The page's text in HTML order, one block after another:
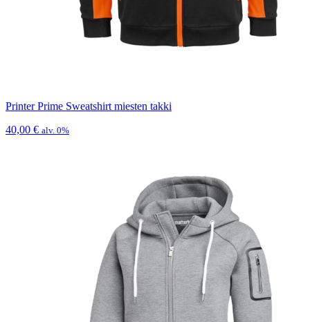
Printer Prime Sweatshirt miesten takki
40,00 € alv. 0%